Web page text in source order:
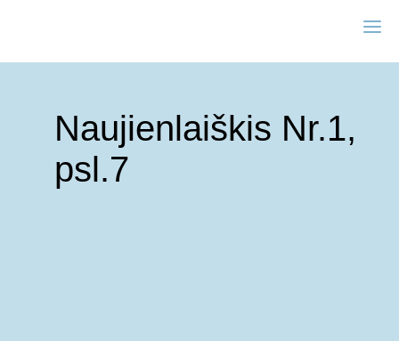
Naujienlaiškis Nr.1,
psl.7